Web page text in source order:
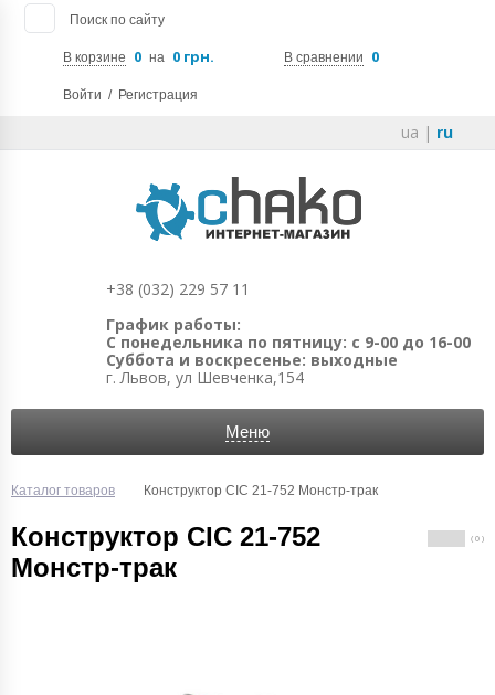
Поиск по сайту
В корзине 0 на 0 грн. В сравнении 0
Войти / Регистрация
ua | ru
+38 (032) 229 57 11
График работы:
С понедельника по пятницу: с 9-00 до 16-00
Суббота и воскресенье: выходные
г. Львов, ул Шевченка,154
Меню
Каталог товаров Конструктор CIC 21-752 Монстр-трак
Конструктор CIC 21-752
Монстр-трак
( 0 )